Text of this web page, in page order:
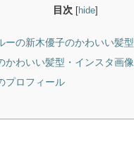
目次 [hide]
ーの新木優子のかわいい髪
かわいい髪型・インスタ画
プロフィール